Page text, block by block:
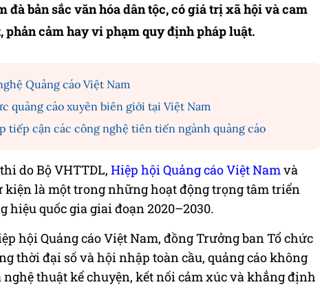
bản sắc văn hóa dân tộc, có giá trị xã hội và cam
cảm hay vi phạm quy định pháp luật.
Quảng cáo Việt Nam
quảng cáo xuyên biên giới tại Việt Nam
tiếp cận các công nghệ tiên tiến ngành quảng cáo
do Bộ VHTTDL, Hiệp hội Quảng cáo Việt Namvà
kiện là một trong những hoạt động trọng tâm triển
quốc gia giai đoạn 2020–2030.
hội Quảng cáo Việt Nam, đồng Trưởng ban Tổ chức
thời đại số và hội nhập toàn cầu, quảng cáo không
thuật kể chuyện, kết nối cảm xúc và khẳng định